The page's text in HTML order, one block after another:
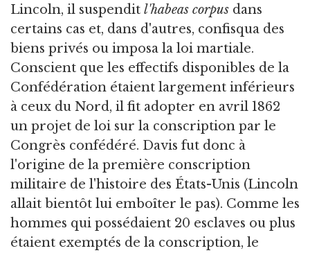
Lincoln, il suspendit l'habeas corpus dans
certains cas et, dans d'autres, confisqua des
biens privés ou imposa la loi martiale.
Conscient que les effectifs disponibles de la
Confédération étaient largement inférieurs
à ceux du Nord, il fit adopter en avril 1862
un projet de loi sur la conscription par le
Congrès confédéré. Davis fut donc à
l'origine de la première conscription
militaire de l'histoire des États-Unis (Lincoln
allait bientôt lui emboîter le pas). Comme les
hommes qui possédaient 20 esclaves ou plus
étaient exemptés de la conscription, le